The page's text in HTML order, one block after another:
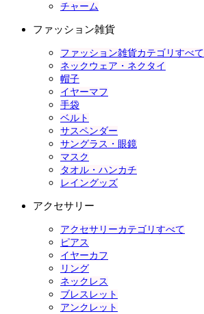
チャーム
ファッション雑貨
ファッション雑貨カテゴリすべて
ネックウェア・ネクタイ
帽子
イヤーマフ
手袋
ベルト
サスペンダー
サングラス・眼鏡
マスク
タオル・ハンカチ
レイングッズ
アクセサリー
アクセサリーカテゴリすべて
ピアス
イヤーカフ
リング
ネックレス
ブレスレット
アンクレット